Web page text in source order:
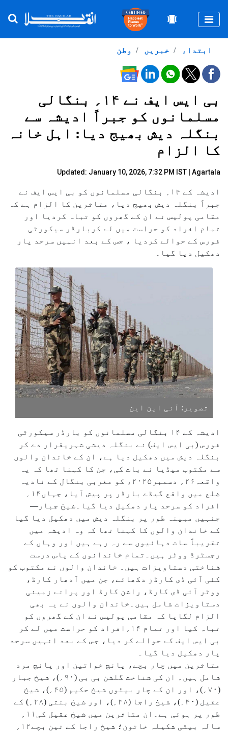
وطن خبریں ابتداء
بی ایس ایف نے ۱۴؍ بنگالی
مسلمانوں کو جبراً ادیشہ سے
بنگلہ دیش بھیج دیا: اہل خانہ
کا الزام
Updated: January 10, 2026, 7:32 PM IST | Agartala
ادیشہ کے ۱۴؍ بنگالی مسلمانوں کو بی ایس ایف نے
جبراً بنگلہ دیش بھیج دیا، متاثرین کا الزام ہے کہ
مقامی پولیس نے ان کے گھروں کو تباہ کردیا اور
تمام افراد کو حراست میں لے کربارڈر سیکورٹی
فورس کے حوالے کردیا ، جس کے بعد انہیں سرحد پار
دھکیل دیا گیا۔
تصویر: آئی این این
ادیشہ کے ۱۴ بنگالی مسلمانوں کو بارڈر سیکورٹی
فورس (بی ایس ایف) نے بنگلہ دیشی شہریقرار دے کر
بنگلہ دیش میں دھکیل دیا ہے، ان کے خاندان والوں
سے مکتوب میڈیا نے بات کی، جن کا کہنا تھا کہ یہ
واقعہ۲۶؍ دسمبر۲۰۲۵ء کو مغربی بنگال کے نادیہ
افراد کو سرحد پار دھکیل دیا گیا۔شیخ جبار—
جنہیں مبینہ طور پر بنگلہ دیش میں دھکیل دیا گیا
کے خاندان والوں کا کہنا تھا کہ وہ ادیشہ میں
تقریباً سات دہائیوں سے رہ رہے ہیں اور وہاں کے
رجسٹرڈ ووٹر ہیں۔تمام خاندانوں کے پاس درست
شناختی دستاویزات ہیں۔ خاندان والوں نے مکتوب کو
کئی آئی ڈی کارڈز دکھائے، جن میں آدھار کارڈ،
ووٹر آئی ڈی کارڈ، راشن کارڈ اور پرانے زمینی
دستاویزات شامل ہیں۔خاندان والوں نے یہ بھی
الزام لگایا کہ مقامی پولیس نے ان کے گھروں کو
تباہ کیا اور تمام ۱۴؍افراد کو حراست میں لے کر
بی ایس ایف کے حوالے کر دیا، جس کے بعد انہیں سرحد
پار دھکیل دیا گیا۔
متاثرین میں چار بچے، پانچ خواتین اور پانچ مرد
شامل ہیں۔ ان کی شناخت گلشن بی بی (۹۰؍)، شیخ جبار
(۷۰؍)، اور ان کے چار بیٹوں شیخ حکیم (۴۵؍)، شیخ
عقیل (۴۰؍)، شیخ راجا (۳۸؍)، اور شیخ بنتی (۲۸؍) کے